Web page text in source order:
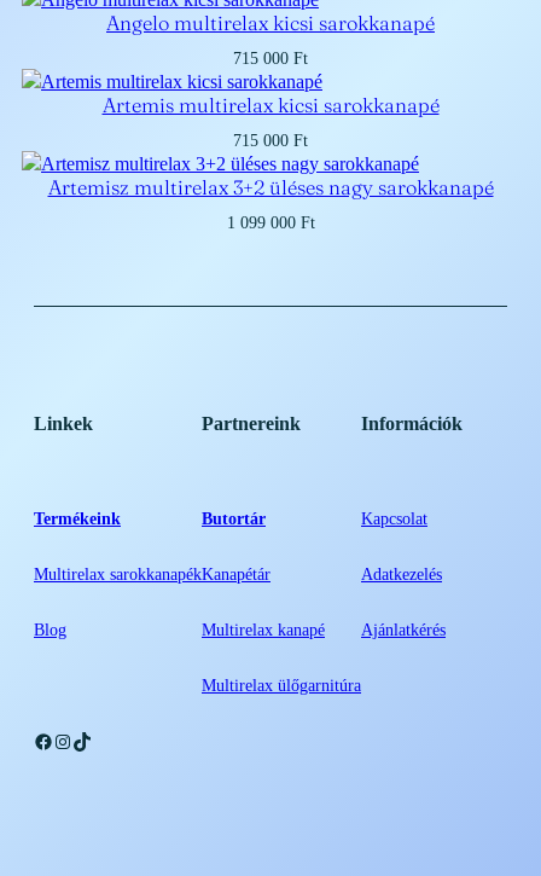
Angelo multirelax kicsi sarokkanapé
715 000 Ft
Artemis multirelax kicsi sarokkanapé
715 000 Ft
Artemisz multirelax 3+2 üléses nagy sarokkanapé
1 099 000 Ft
Linkek
Termékeink
Multirelax sarokkanapék
Blog
Partnereink
Butortár
Kanapétár
Multirelax kanapé
Multirelax ülőgarnitúra
Információk
Kapcsolat
Adatkezelés
Ajánlatkérés
Facebook
Instagram
TikTok